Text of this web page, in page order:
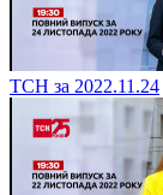
ТСН за 2022.11.24